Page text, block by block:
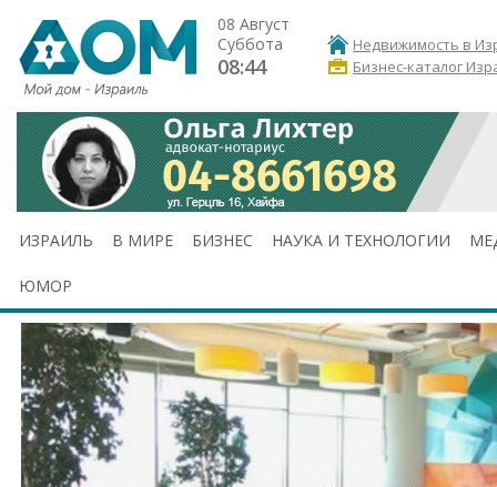
08 Август
Суббота
08:44
Недвижимость в
Бизнес-каталог
ИЗРАИЛЬ В МИРЕ БИЗНЕС НАУКА И ТЕХНОЛОГИИ
ЮМОР